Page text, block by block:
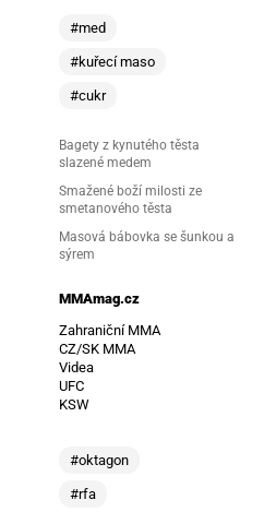
#med
#kuřecí maso
#cukr
Bagety z kynutého těsta
slazené medem
Smažené boží milosti ze
smetanového těsta
Masová bábovka se šunkou a
sýrem
MMAmag.cz
Zahraniční MMA
CZ/SK MMA
Videa
UFC
KSW
#oktagon
#rfa